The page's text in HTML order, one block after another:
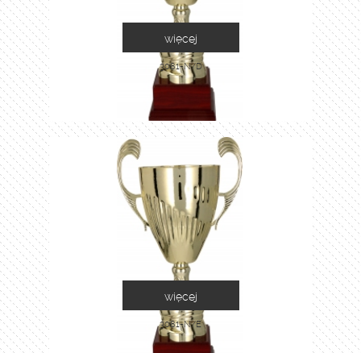
3081-N/D
więcej
3081-N/E
więcej